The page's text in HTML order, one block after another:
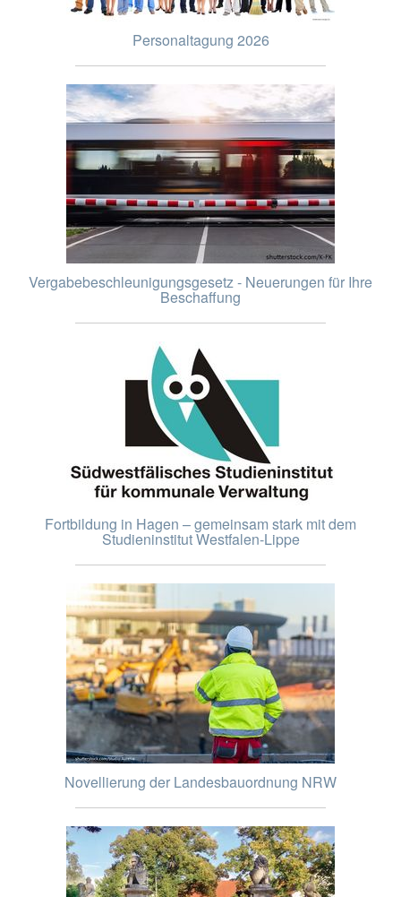
Personaltagung 2026
Vergabebeschleunigungsgesetz - Neuerungen für Ihre
Beschaffung
Fortbildung in Hagen – gemeinsam stark mit dem
Studieninstitut Westfalen-Lippe
Novellierung der Landesbauordnung NRW